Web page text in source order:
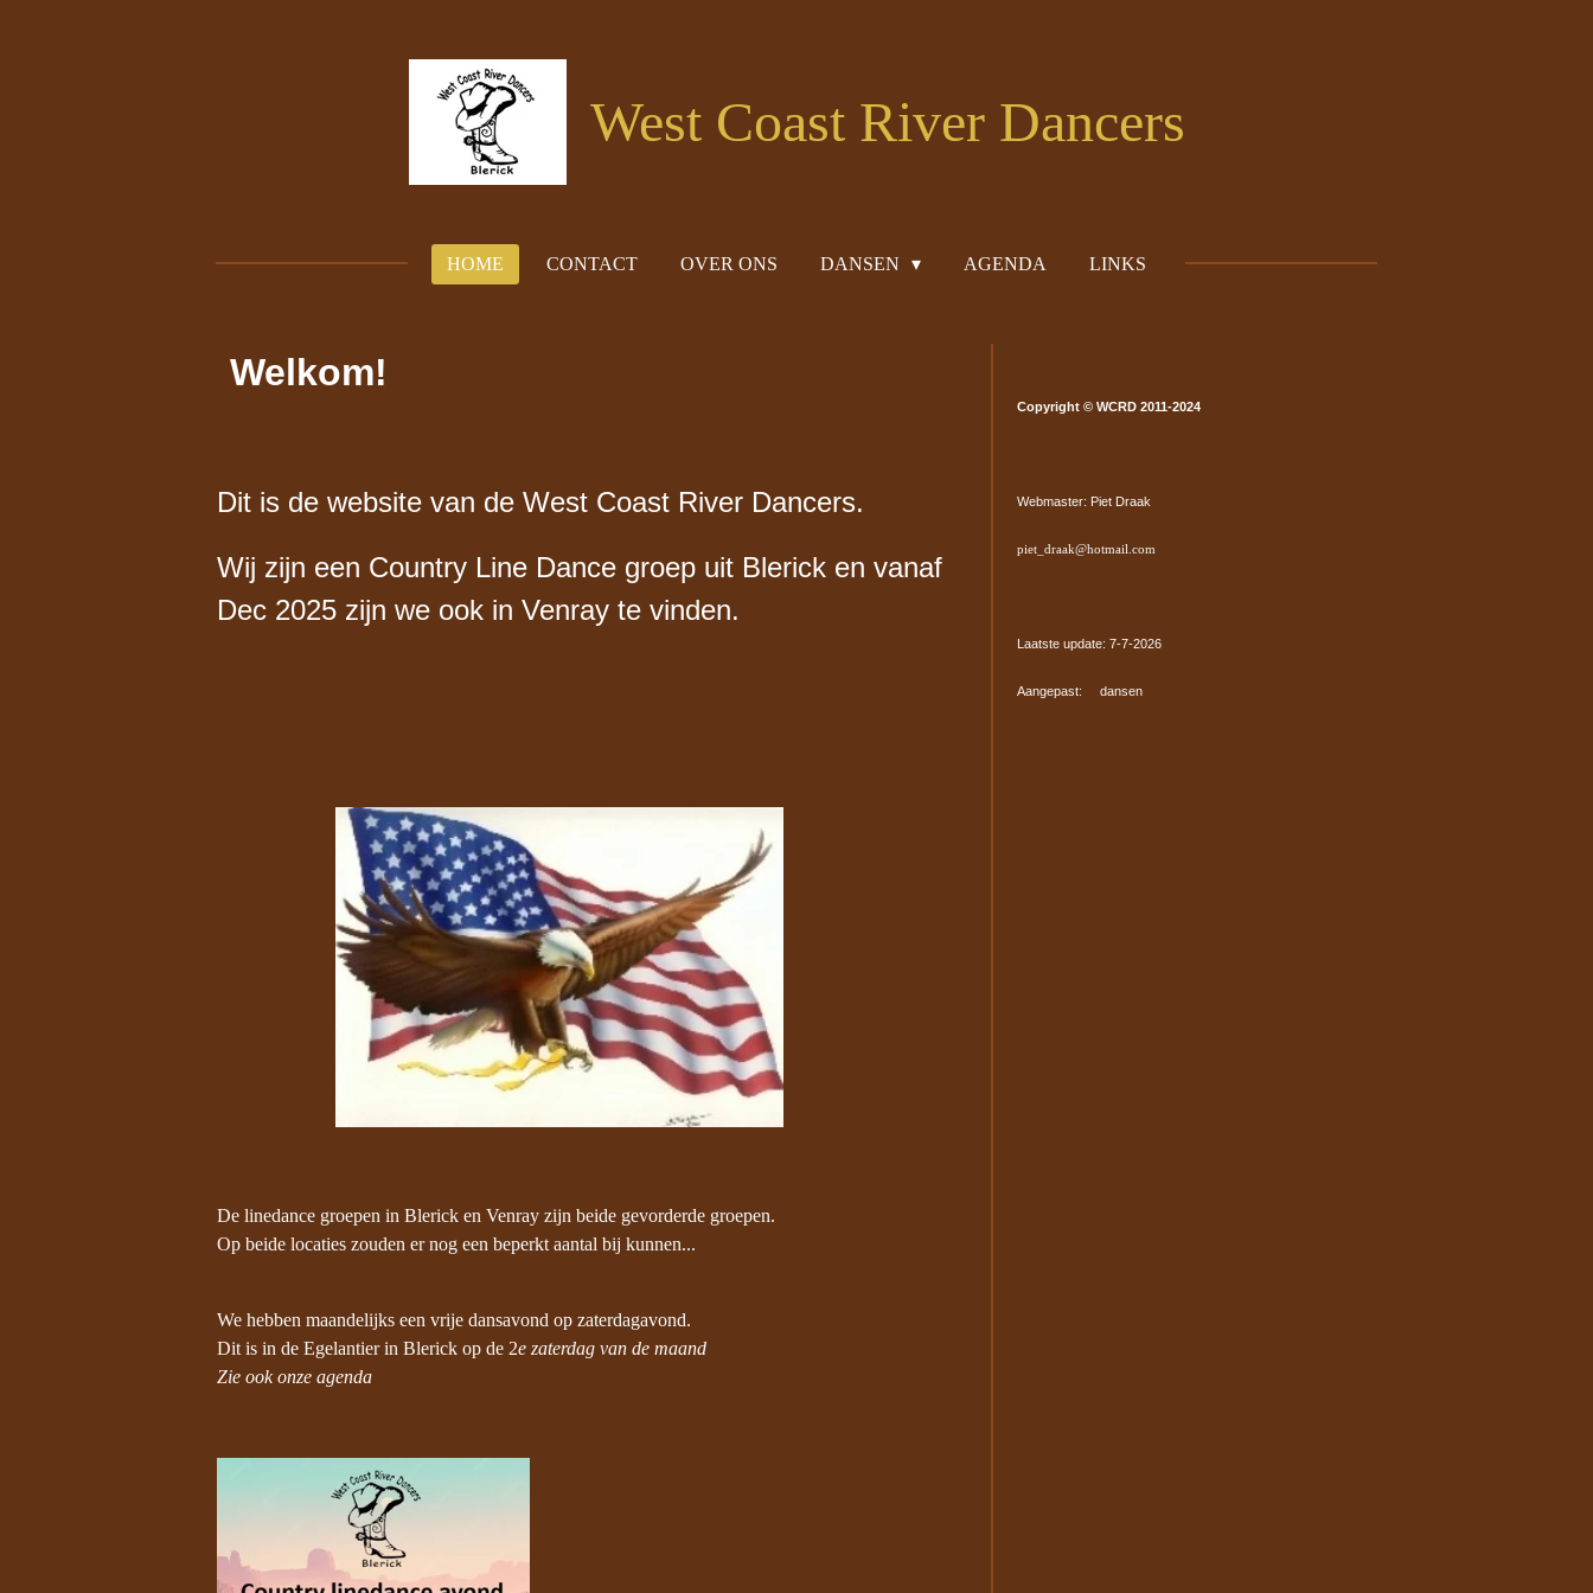
West Coast River Dancers
HOME CONTACT OVER ONS DANSEN AGENDA LINKS
Welkom!
Dit is de website van de West Coast River Dancers.
Wij zijn een Country Line Dance groep uit Blerick en vanaf
Dec 2025 zijn we ook in Venray te vinden.
De linedance groepen in Blerick en Venray zijn beide gevorderde groepen.
Op beide locaties zouden er nog een beperkt aantal bij kunnen...
We hebben maandelijks een vrije dansavond op zaterdagavond.
Dit is in de Egelantier in Blerick op de 2e zaterdag van de maand
Zie ook onze agenda
Copyright © WCRD 2011-2024
Webmaster: Piet Draak
piet_draak@hotmail.com
Laatste update: 7-7-2026
Aangepast: dansen